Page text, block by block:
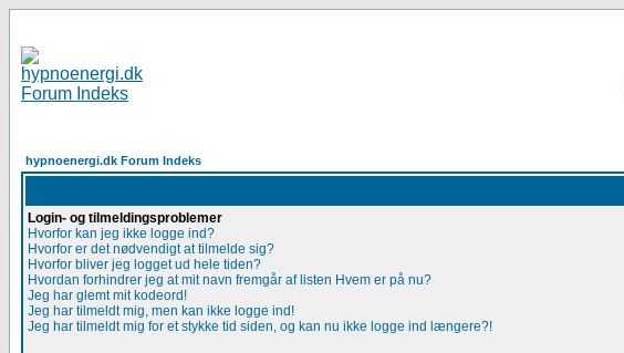
hypnoenergi.dk Forum Indeks
Login- og tilmeldingsproblemer
Hvorfor kan jeg ikke logge ind?
Hvorfor er det nødvendigt at tilmelde sig?
Hvorfor bliver jeg logget ud hele tiden?
Hvordan forhindrer jeg at mit navn fremgår af listen Hvem er på nu?
Jeg har glemt mit kodeord!
Jeg har tilmeldt mig, men kan ikke logge ind!
Jeg har tilmeldt mig for et stykke tid siden, og kan nu ikke logge ind længere?!